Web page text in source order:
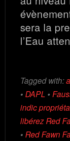
sera la
l’Eau
Tagged with:
• DAPL •
indic
libérez Red
• Red Fawn